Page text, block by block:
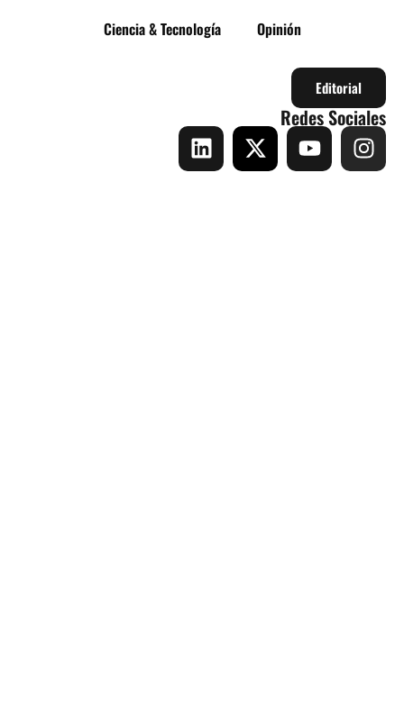
Ciencia & Tecnología
Opinión
Editorial
Redes Sociales